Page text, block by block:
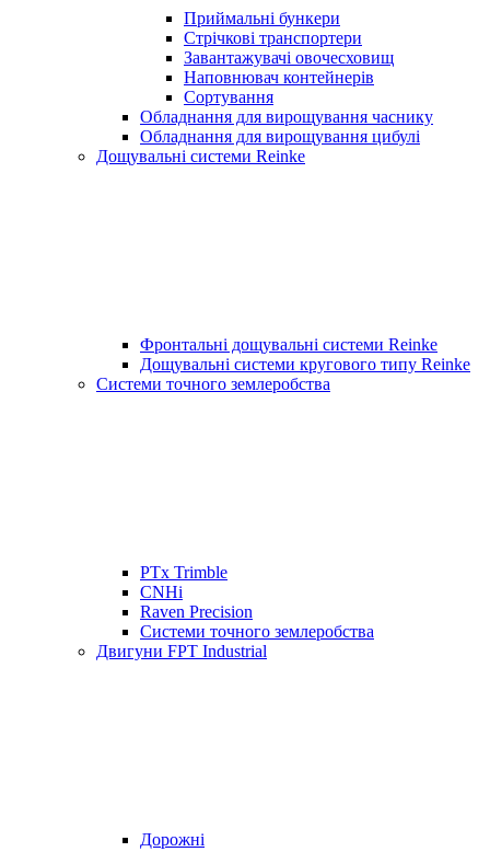
Приймальні бункери
Стрічкові транспортери
Завантажувачі овочесховищ
Наповнювач контейнерів
Сортування
Обладнання для вирощування часнику
Обладнання для вирощування цибулі
Дощувальні системи Reinke
Фронтальні дощувальні системи Reinke
Дощувальні системи кругового типу Reinke
Системи точного землеробства
PTx Trimble
CNHi
Raven Precision
Системи точного землеробства
Двигуни FPT Industrial
Дорожні